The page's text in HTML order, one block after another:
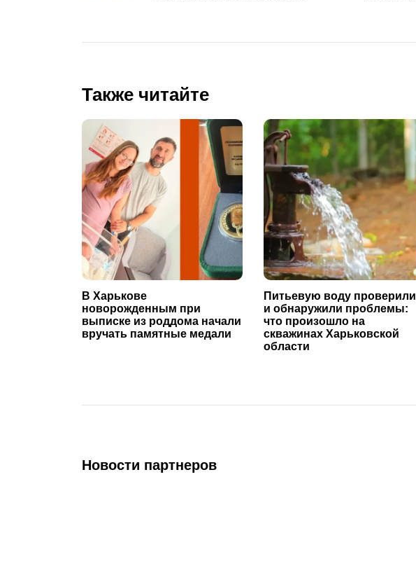
Также читайте
В Харькове
новорожденным при
выписке из роддома начали
вручать памятные медали
Питьевую воду проверили
и обнаружили проблемы:
что произошло на
скважинах Харьковской
области
Новости партнеров